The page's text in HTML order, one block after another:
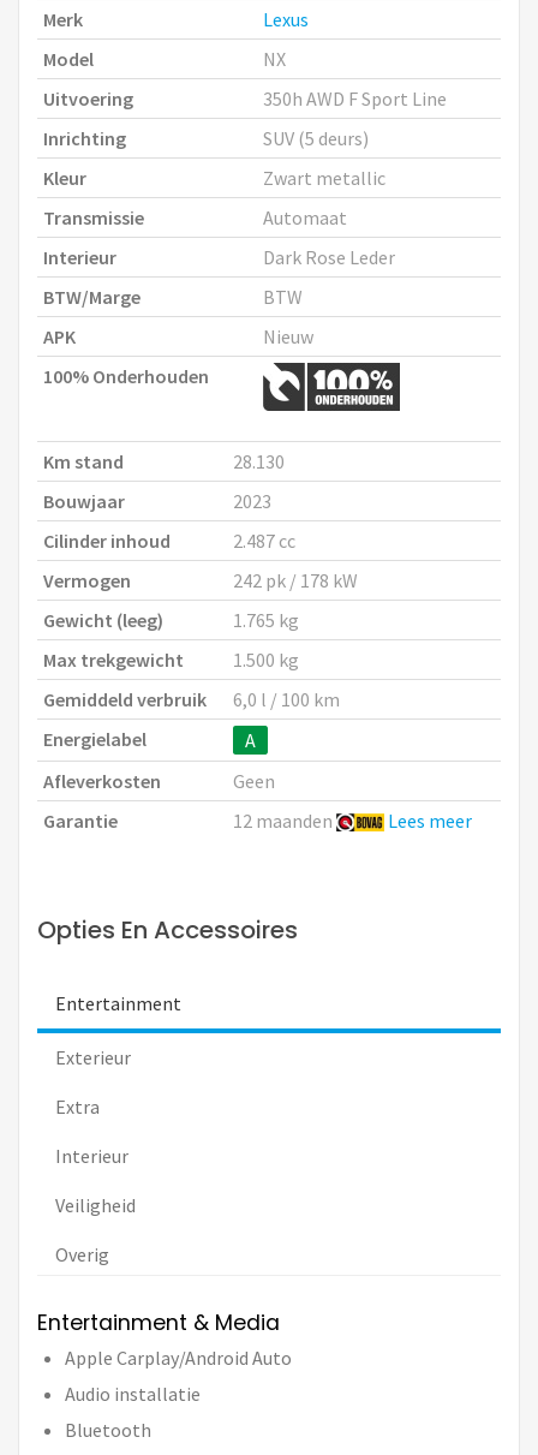
Merk
Lexus
Model
NX
Uitvoering
350h AWD F Sport Line
Inrichting
SUV (5 deurs)
Kleur
Zwart metallic
Transmissie
Automaat
Interieur
Dark Rose Leder
BTW/Marge
BTW
APK
Nieuw
100% Onderhouden
Km stand
28.130
Bouwjaar
2023
Cilinder inhoud
2.487 cc
Vermogen
242 pk / 178 kW
Gewicht (leeg)
1.765 kg
Max trekgewicht
1.500 kg
Gemiddeld verbruik
6,0 l / 100 km
Energielabel
A
Afleverkosten
Geen
Garantie
12 maanden Lees meer
Opties En Accessoires
Entertainment
Exterieur
Extra
Interieur
Veiligheid
Overig
Entertainment & Media
Apple Carplay/Android Auto
Audio installatie
Bluetooth